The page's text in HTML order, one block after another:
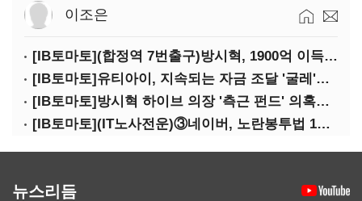
이조은
[IB토마토](합정역 7번출구)방시혁, 1900억 이득 논란…하이브 상장 진실은?
[IB토마토]유티아이, 지속되는 자금 조달 '굴레'…부채 리스크 고조
[IB토마토]방시혁 하이브 의장 '측근 펀드' 의혹…실상은 해외 투자 무산
[IB토마토](IT노사전운)③네이버, 노란봉투법 1호 되나…관건은 '진짜 주인'
뉴스리듬